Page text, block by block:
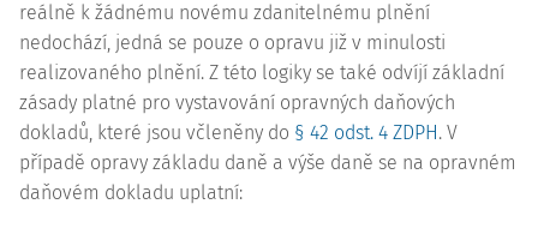
reálně k žádnému novému zdanitelnému plnění
nedochází, jedná se pouze o opravu již v minulosti
realizovaného plnění. Z této logiky se také odvíjí základní
zásady platné pro vystavování opravných daňových
dokladů, které jsou včleněny do § 42 odst. 4 ZDPH. V
případě opravy základu daně a výše daně se na opravném
daňovém dokladu uplatní: